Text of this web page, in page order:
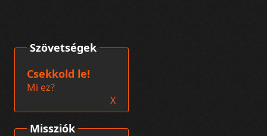
Missziók
Szövetségek
Csekkold le!
Mi ez?
X